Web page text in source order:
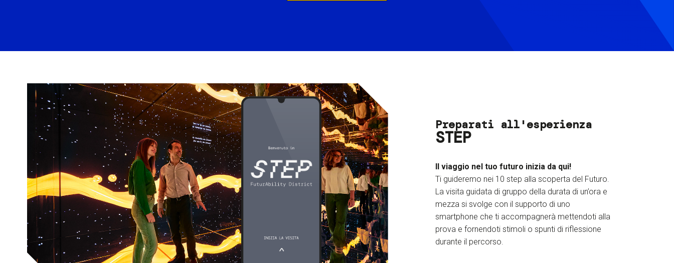
Preparati all'esperienza
STEP
Il viaggio nel tuo futuro inizia da qui!
Ti guideremo nei 10 step alla scoperta del Futuro.
La visita guidata di gruppo della durata di un’ora e
mezza si svolge con il supporto di uno
smartphone che ti accompagnerà mettendoti alla
prova e fornendoti stimoli o spunti di riflessione
durante il percorso.